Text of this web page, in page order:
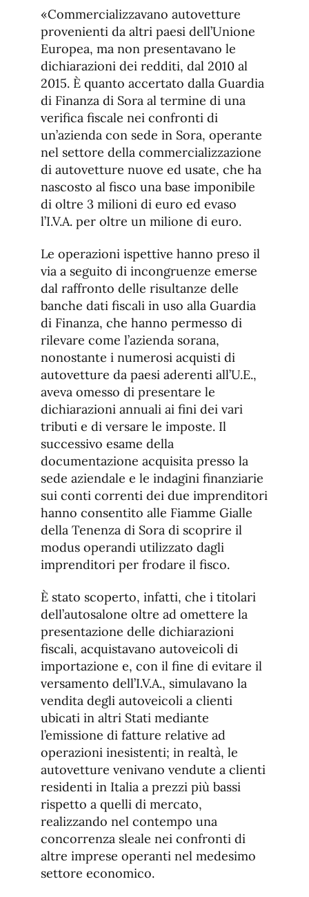
fuente
de
fuente.
«Commercializzavano autovetture
provenienti da altri paesi dell’Unione
Europea, ma non presentavano le
dichiarazioni dei redditi, dal 2010 al
2015. È quanto accertato dalla Guardia
di Finanza di Sora al termine di una
verifica fiscale nei confronti di
un’azienda con sede in Sora, operante
nel settore della commercializzazione
di autovetture nuove ed usate, che ha
nascosto al fisco una base imponibile
di oltre 3 milioni di euro ed evaso
l’I.V.A. per oltre un milione di euro.
Le operazioni ispettive hanno preso il
via a seguito di incongruenze emerse
dal raffronto delle risultanze delle
banche dati fiscali in uso alla Guardia
di Finanza, che hanno permesso di
rilevare come l’azienda sorana,
nonostante i numerosi acquisti di
autovetture da paesi aderenti all’U.E.,
aveva omesso di presentare le
dichiarazioni annuali ai fini dei vari
tributi e di versare le imposte. Il
successivo esame della
documentazione acquisita presso la
sede aziendale e le indagini finanziarie
sui conti correnti dei due imprenditori
hanno consentito alle Fiamme Gialle
della Tenenza di Sora di scoprire il
modus operandi utilizzato dagli
imprenditori per frodare il fisco.
È stato scoperto, infatti, che i titolari
dell’autosalone oltre ad omettere la
presentazione delle dichiarazioni
fiscali, acquistavano autoveicoli di
importazione e, con il fine di evitare il
versamento dell’I.V.A., simulavano la
vendita degli autoveicoli a clienti
ubicati in altri Stati mediante
l’emissione di fatture relative ad
operazioni inesistenti; in realtà, le
autovetture venivano vendute a clienti
residenti in Italia a prezzi più bassi
rispetto a quelli di mercato,
realizzando nel contempo una
concorrenza sleale nei confronti di
altre imprese operanti nel medesimo
settore economico.